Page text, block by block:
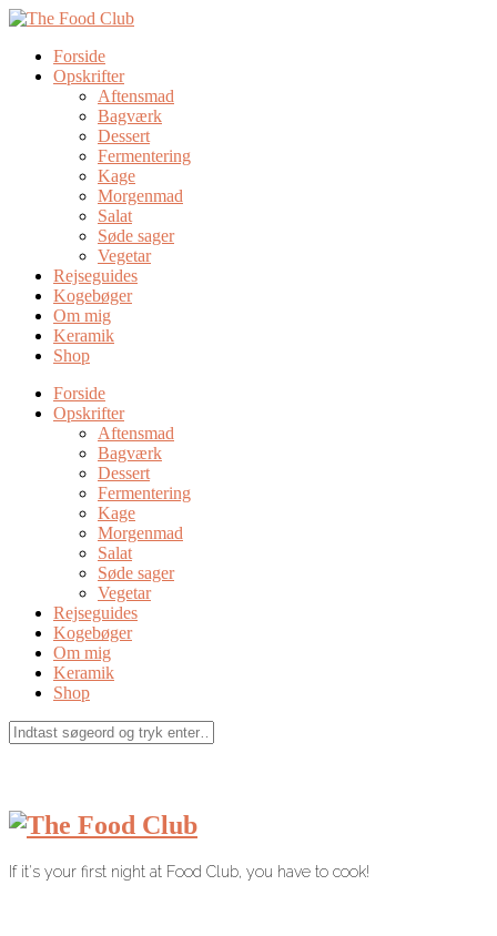
Forside
Opskrifter
Aftensmad
Bagværk
Dessert
Fermentering
Kage
Morgenmad
Salat
Søde sager
Vegetar
Rejseguides
Kogebøger
Om mig
Keramik
Shop
Forside
Opskrifter
Aftensmad
Bagværk
Dessert
Fermentering
Kage
Morgenmad
Salat
Søde sager
Vegetar
Rejseguides
Kogebøger
Om mig
Keramik
Shop
If it's your first night at Food Club, you have to cook!